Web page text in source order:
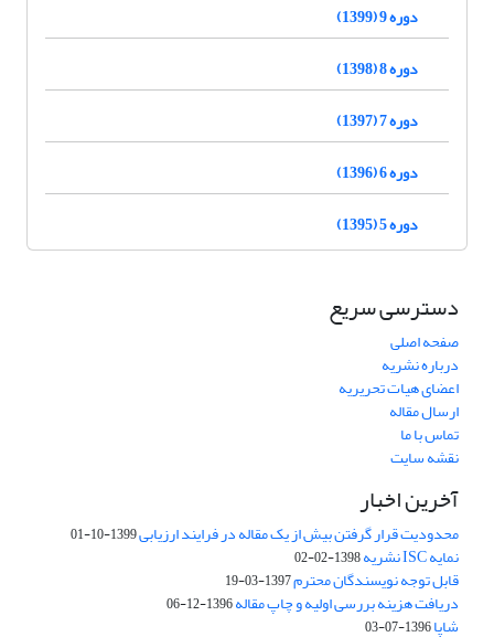
دوره 9 (1399)
دوره 8 (1398)
دوره 7 (1397)
دوره 6 (1396)
دوره 5 (1395)
دسترسی سریع
صفحه اصلی
درباره نشریه
اعضای هیات تحریریه
ارسال مقاله
تماس با ما
نقشه سایت
آخرین اخبار
محدودیت قرار گرفتن بیش از یک مقاله در فرایند ارزیابی1399-10-01
نمایه ISC نشریه 1398-02-02
قابل توجه نویسندگان محترم1397-03-19
دریافت هزینه بررسی اولیه و چاپ مقاله1396-12-06
شاپا1396-07-03